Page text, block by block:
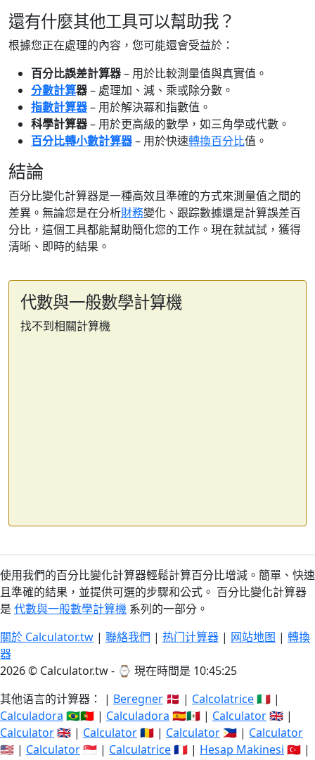
還有什麼其他工具可以幫助我？
根據您正在處理的內容，您可能還會受益於：
百分比誤差計算器– 用於比較測量值與真實值。
分數計算器– 處理加、減、乘或除分數。
指數計算器– 用於解決冪和指數值。
科學計算器– 用於更高級的數學，如三角學或代數。
百分比轉小數計算器– 用於快速轉換百分比值。
結論
百分比變化計算器是一種高效且準確的方式來測量值之間的
差異。無論您是在分析財務變化、跟踪數據還是計算誤差百
分比，這個工具都能幫助簡化您的工作。現在就試試，獲得
清晰、即時的結果。
代數與一般數學計算機
找不到相關計算機
使用我們的百分比變化計算器輕鬆計算百分比增減。簡單、快速
且準確的結果，並提供可選的步驟和公式。 百分比變化計算器
是 代數與一般數學計算機 系列的一部分。
關於 Calculator.tw | 聯絡我們 | 热门计算器 | 网站地图 | 轉換
器
2026 © Calculator.tw - ⌚ 現在時間是 10:45:25
其他语言的计算器： | Beregner 🇩🇰 | Calcolatrice🇮🇹 |
Calculadora 🇧🇷🇵🇹 | Calculadora 🇪🇸🇲🇽 | Calculator🇬🇧 |
Calculator🇬🇧 | Calculator🇷🇴 | Calculator 🇵🇭 | Calculator
🇺🇸 | Calculator🇸🇬 | Calculatrice🇫🇷 | Hesap Makinesi 🇹🇷 |